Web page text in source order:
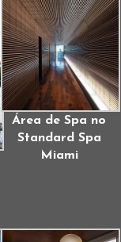
Área de Spa no
Standard Spa
Miami